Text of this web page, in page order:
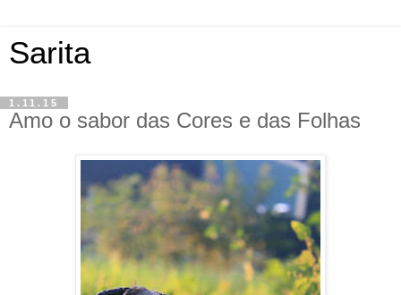
Sarita
1.11.15
Amo o sabor das Cores e das Folhas